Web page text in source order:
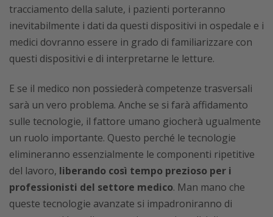
tracciamento della salute, i pazienti porteranno
inevitabilmente i dati da questi dispositivi in ospedale e i
medici dovranno essere in grado di familiarizzare con
questi dispositivi e di interpretarne le letture.
E se il medico non possiederà competenze trasversali
sarà un vero problema. Anche se si farà affidamento
sulle tecnologie, il fattore umano giocherà ugualmente
un ruolo importante. Questo perché le tecnologie
elimineranno essenzialmente le componenti ripetitive
del lavoro, liberando così tempo prezioso per i
professionisti del settore medico. Man mano che
queste tecnologie avanzate si impadroniranno di